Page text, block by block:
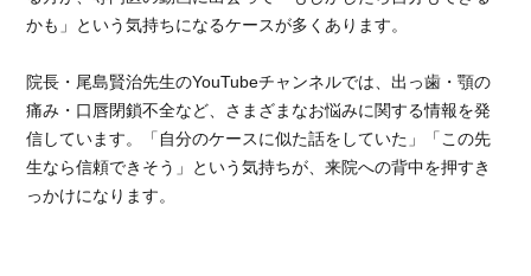
かも」という気持ちになるケースが多くあります。
院長・尾島賢治先生のYouTubeチャンネルでは、出っ歯・顎の
痛み・口唇閉鎖不全など、さまざまなお悩みに関する情報を発
信しています。「自分のケースに似た話をしていた」「この先
生なら信頼できそう」という気持ちが、来院への背中を押すき
っかけになります。